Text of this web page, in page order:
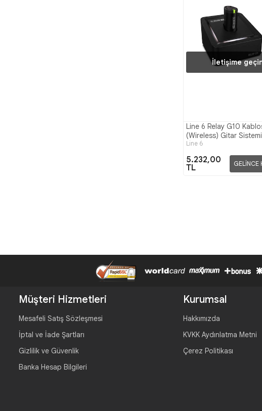
İletişime
Line 6 Relay G10
(Wireless) Gitar Sistemi
Line 6
5.232,00
TL
GELİNCE
Müşteri Hizmetleri
Mesafeli Satış Sözleşmesi
İptal ve İade Şartları
Gizlilik ve Güvenlik
Banka Hesap Bilgileri
Kurumsal
Hakkımızda
KVKK Aydınlatma Metni
Çerez Politikası